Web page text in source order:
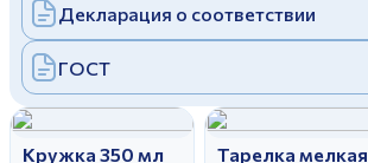
Декларация о соответствии
ГОСТ
Кружка 350 мл
Тарелка мелкая